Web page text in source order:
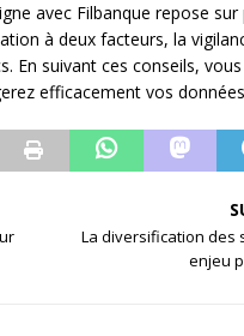
avec Filbanque repose
à deux facteurs, la
En suivant ces conseils,
efficacement vos
La diversification des
enjeu